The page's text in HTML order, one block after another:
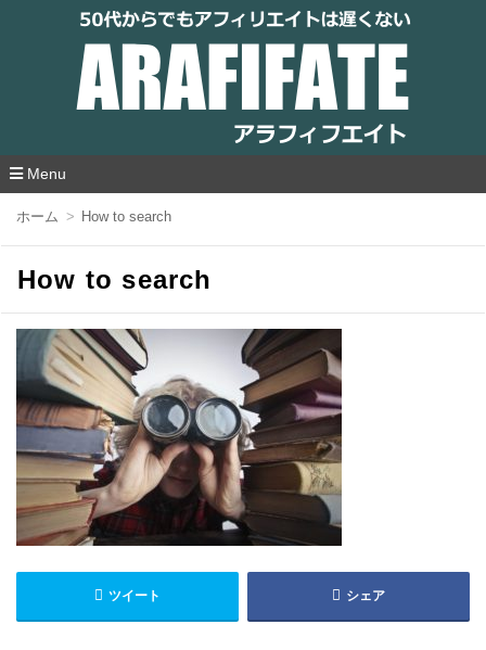
アラフィフエイト｜ 50代からでもアフィリ
エイトは遅くない
Menu
移
ホーム How to search
How to search
ツイート シェア